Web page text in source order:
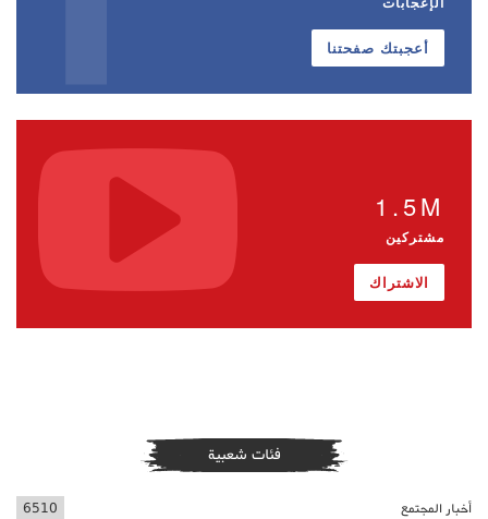
أعجبتك صفحتنا
1.5M
مشتركين
الاشتراك
فئات شعبية
أخبار المجتمع 6510